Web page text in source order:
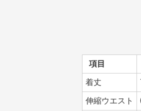
項目
着丈
伸縮ウエスト